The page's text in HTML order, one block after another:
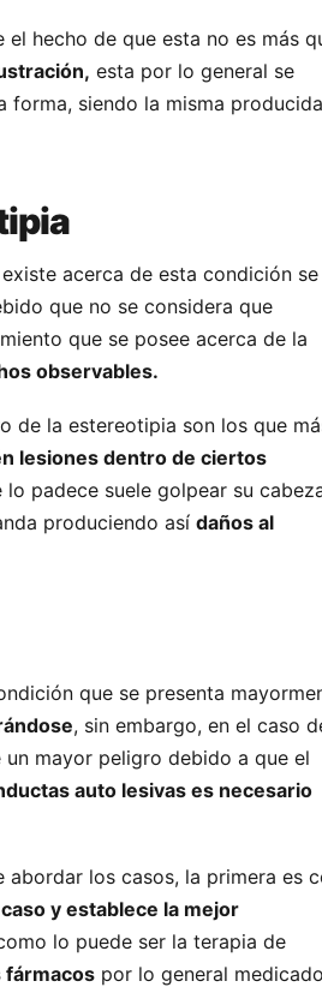
hecho de que esta no es más
esta por lo general se
forma, siendo la misma
acerca de esta condición se
que no se considera que
que se posee acerca de la
observables.
de la estereotipia son los que
lesiones dentro de ciertos
padece suele golpear su
produciendo así daños al
que se presenta
, sin embargo, en el caso
mayor peligro debido a que el
auto lesivas es necesario
los casos, la primera es
y establece la mejor
lo puede ser la terapia de
por lo general